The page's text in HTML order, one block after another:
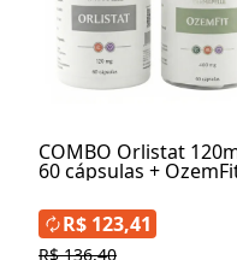
COMBO Orlistat
60 cápsulas +
400mg 60 cápsulas
R$ 136,40
R$ 123,41